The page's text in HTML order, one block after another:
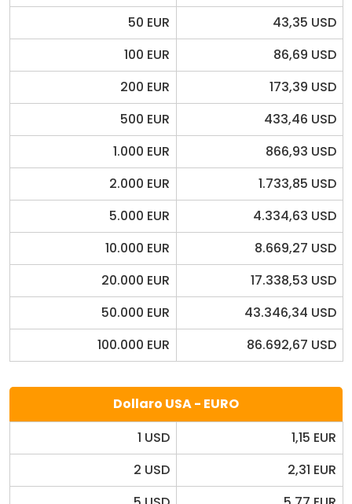
50 EUR
43,35 USD
100 EUR
86,69 USD
200 EUR
173,39 USD
500 EUR
433,46 USD
1.000 EUR
866,93 USD
2.000 EUR
1.733,85 USD
5.000 EUR
4.334,63 USD
10.000 EUR
8.669,27 USD
20.000 EUR
17.338,53 USD
50.000 EUR
43.346,34 USD
100.000 EUR
86.692,67 USD
Dollaro USA - EURO
1 USD
1,15 EUR
2 USD
2,31 EUR